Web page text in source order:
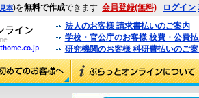
見本)を無料で作成できます 会員登録(無料) ログイン
法人のお客様 請求書払いのご案内
学校・官公庁のお客様 校費・公費
研究機関のお客様 科研費払いのご